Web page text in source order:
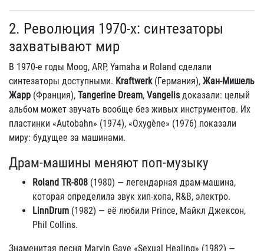
2. Революция 1970-х: синтезаторы
захватывают мир
В 1970-е годы Moog, ARP, Yamaha и Roland сделали
синтезаторы доступными. Kraftwerk(Германия), Жан-Мишель
Жарр (Франция), Tangerine Dream, Vangelisдоказали: целый
альбом может звучать вообще без живых инструментов. Их
пластинки «Autobahn» (1974), «Oxygène» (1976) показали
миру: будущее за машинами.
Драм-машины меняют поп-музыку
Roland TR-808 (1980) — легендарная драм-машина,
которая определила звук хип-хопа, R&B, электро.
LinnDrum (1982) — её любили Prince, Майкл Джексон,
Phil Collins.
Знаменитая песня Marvin Gaye «Sexual Healing» (1982) —